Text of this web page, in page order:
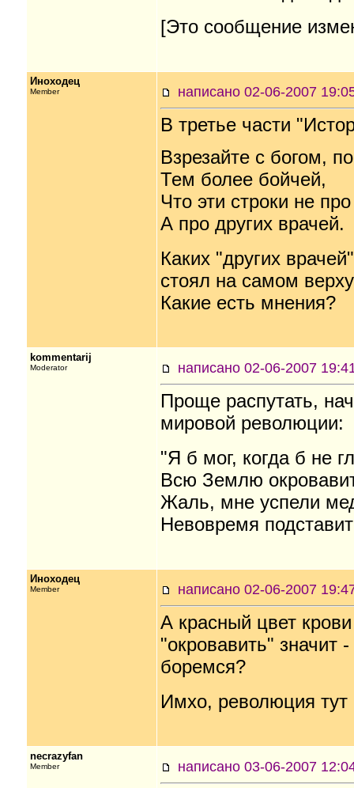
[Это сообщение
Иноходец
Member написано 02-06-2007
В третье части
Взрезайте с богом,
Тем более бойчей,
Что эти строки не
А про других врачей.
Каких "других
стоял на самом
Какие есть мнения?
kommentarij
Moderator написано 02-06-2007
Проще распутать,
мировой революции:
"Я б мог, когда б не
Всю Землю
Жаль, мне успели
Невовремя
Иноходец
Member написано 02-06-2007
А красный цвет
"окровавить" значит
боремся?
Имхо, революция
necrazyfan
Member написано 03-06-2007